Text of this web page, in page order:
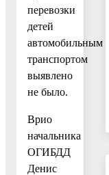
перевозки
детей
автомобильным
транспортом
выявлено
не было.
Врио
начальника
ОГИБДД
Денис